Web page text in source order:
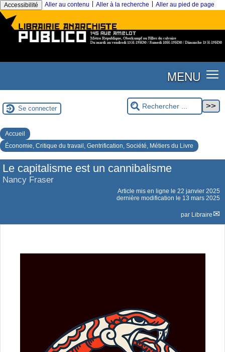
Accessibilité Aller au contenu Aller à la recherche Aller au pied de page
MENU
Se connecter
Accueil
Économie, Critique du travail, Gentrification, Société, Métiers du Livre
Le capitalisme est un cannibalisme
Nancy Fraser
Article mis en ligne le 22 janvier 2025
dernière modification le 13 mars 2025
par Libraire